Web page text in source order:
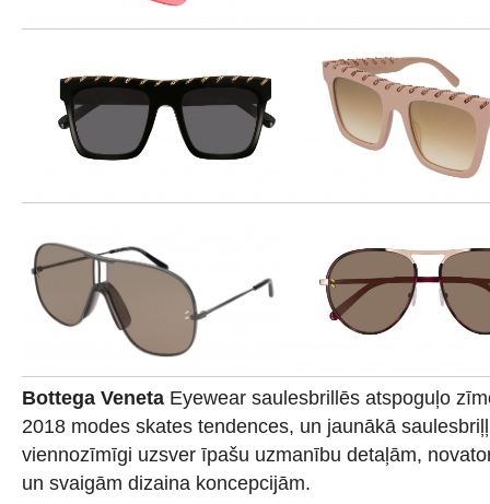
Bottega Veneta Eyewear saulesbrillēs atspoguļo
2018 modes skates tendences, un jaunākā
viennozīmīgi uzsver īpašu uzmanību detaļām,
un svaigām dizaina koncepcijām.